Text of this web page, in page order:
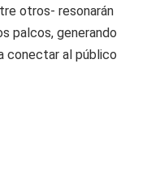
otros- resonarán
palcos, generando
conectar al público